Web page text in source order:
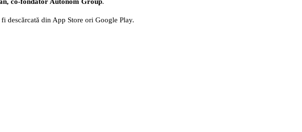
descărcată din App Store ori Google Play.